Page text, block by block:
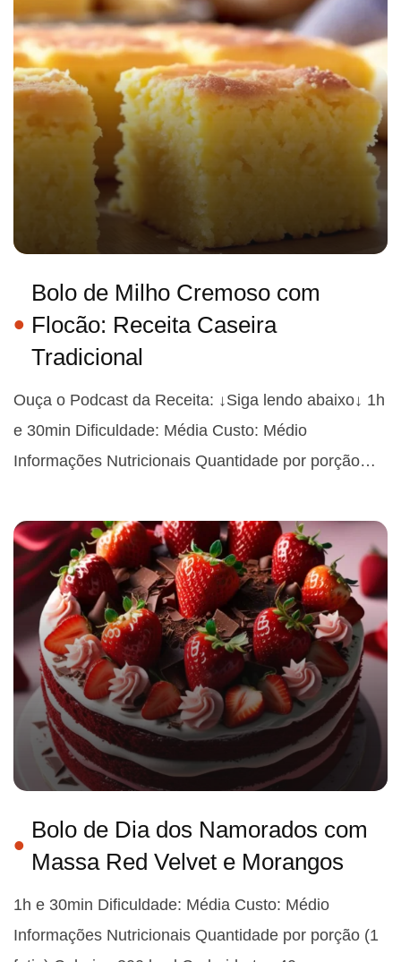
Bolo de Milho Cremoso com
Flocão: Receita Caseira
Tradicional
Ouça o Podcast da Receita: ↓Siga lendo abaixo↓ 1h
e 30min Dificuldade: Média Custo: Médio
Informações Nutricionais Quantidade por porção…
Bolo de Dia dos Namorados com
Massa Red Velvet e Morangos
1h e 30min Dificuldade: Média Custo: Médio
Informações Nutricionais Quantidade por porção (1